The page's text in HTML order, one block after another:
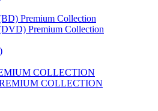
Premium Collection
Premium Collection
COLLECTION
COLLECTION